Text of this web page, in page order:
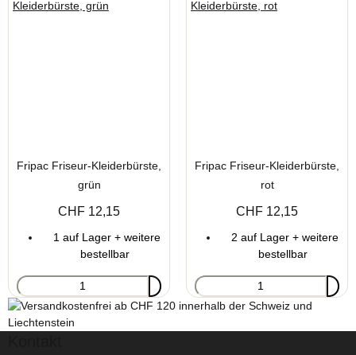
Fripac Friseur-Kleiderbürste,
grün
CHF 12,15
1 auf Lager + weitere
bestellbar
Fripac Friseur-Kleiderbürste,
rot
CHF 12,15
2 auf Lager + weitere
bestellbar